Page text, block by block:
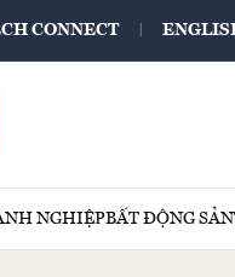
CONNECT
NGHIỆPBẤT ĐỘNG SẢN